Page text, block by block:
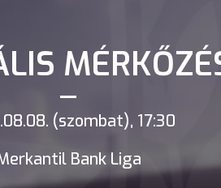
(szombat), 17:30
Bank Liga